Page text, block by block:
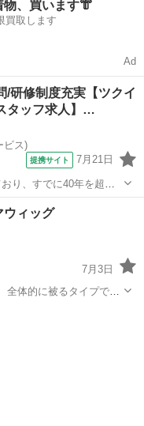
。
物、買います👘
買取します
Ad
/研修制度充実【ツクイ
タッフ求人】…
ビス)
提携サイト 7月21日
ップクラス！ ◆グル
サービス/訪問介護/訪問
ウィッグ
7月3日
全体的に被るタイプで色